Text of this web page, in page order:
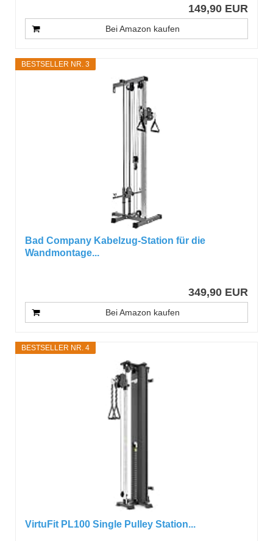
149,90 EUR
Bei Amazon kaufen
BESTSELLER NR. 3
Bad Company Kabelzug-Station für die
Wandmontage...
349,90 EUR
Bei Amazon kaufen
BESTSELLER NR. 4
VirtuFit PL100 Single Pulley Station...